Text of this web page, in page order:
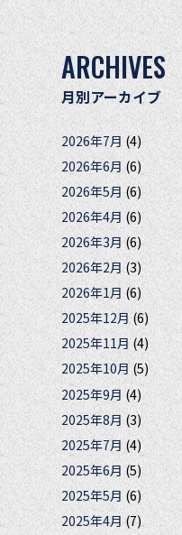
ARCHIVES
月別アーカイブ
2026年7月 (4)
2026年6月(6)
2026年5月 (6)
2026年4月 (6)
2026年3月(6)
2026年2月 (3)
2026年1月 (6)
2025年12月(6)
2025年11月(4)
2025年10月 (5)
2025年9月 (4)
2025年8月 (3)
2025年7月(4)
2025年6月 (5)
2025年5月 (6)
2025年4月(7)